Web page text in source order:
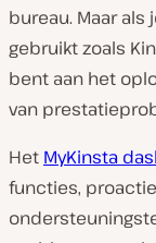
bureau. Maar
gebruikt zoals
bent aan het
van
Het MyKinsta
functies,